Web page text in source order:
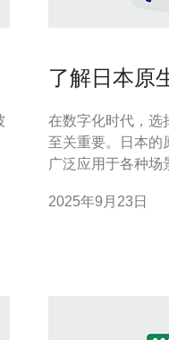
了解日本原
在数字化时代，选
至关重要。日本的
广泛应用于各种场
一资源。 日本原生独享IP是什么？ 日本原生独享IP是指在
2025年9月23日